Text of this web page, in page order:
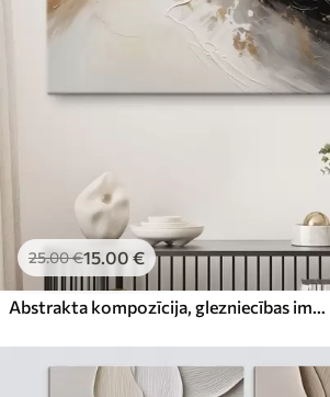
25.00€15.00 €
Abstrakta kompozīcija, glezniecības imitācija